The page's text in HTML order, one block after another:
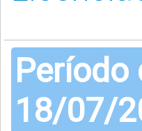
18/07/